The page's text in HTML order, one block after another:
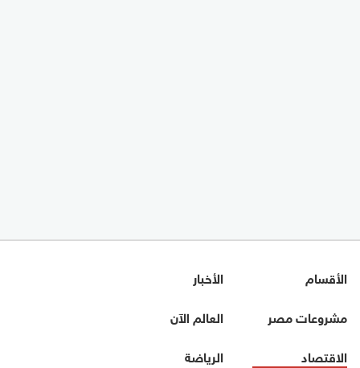
الأقسام
الأخبار
مشروعات مصر
العالم الآن
الاقتصاد
الرياضة